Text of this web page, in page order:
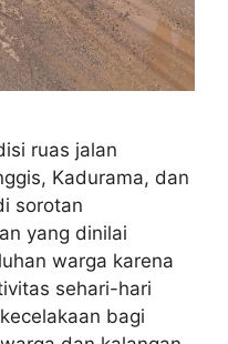
ruas jalan
Kadurama, dan
sorotan
yang dinilai
warga karena
sehari-hari
bagi